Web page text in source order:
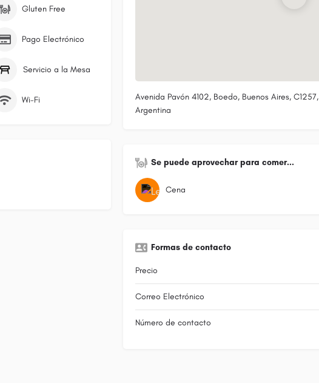
Gluten Free
Pago Electrónico
Servicio a la Mesa
Wi-Fi
Avenida Pavón 4102, Boedo, Buenos Aires, C1257,
Argentina
Se puede aprovechar para comer...
Cena
Formas de contacto
Precio
Correo Electrónico
Número de contacto